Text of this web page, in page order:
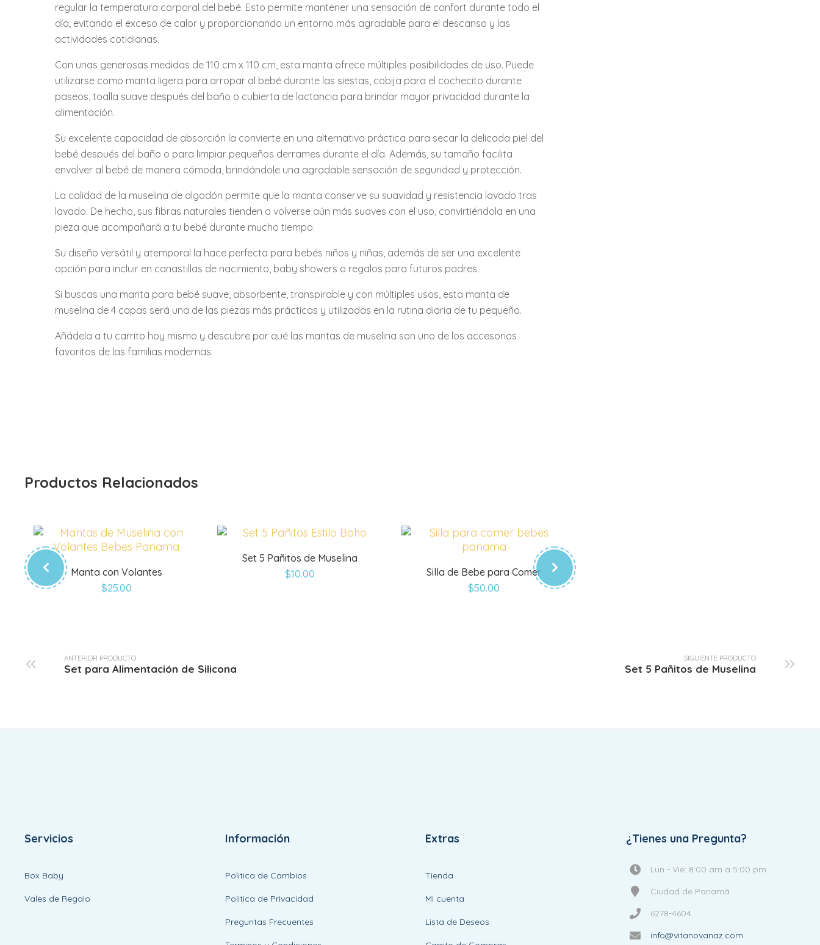
regular la temperatura corporal del bebé. Esto permite mantener una sensación de confort durante todo el
día, evitando el exceso de calor y proporcionando un entorno más agradable para el descanso y las
actividades cotidianas.
Con unas generosas medidas de 110 cm x 110 cm, esta manta ofrece múltiples posibilidades de uso. Puede
utilizarse como manta ligera para arropar al bebé durante las siestas, cobija para el cochecito durante
paseos, toalla suave después del baño o cubierta de lactancia para brindar mayor privacidad durante la
alimentación.
Su excelente capacidad de absorción la convierte en una alternativa práctica para secar la delicada piel del
bebé después del baño o para limpiar pequeños derrames durante el día. Además, su tamaño facilita
envolver al bebé de manera cómoda, brindándole una agradable sensación de seguridad y protección.
La calidad de la muselina de algodón permite que la manta conserve su suavidad y resistencia lavado tras
lavado. De hecho, sus fibras naturales tienden a volverse aún más suaves con el uso, convirtiéndola en una
pieza que acompañará a tu bebé durante mucho tiempo.
Su diseño versátil y atemporal la hace perfecta para bebés niños y niñas, además de ser una excelente
opción para incluir en canastillas de nacimiento, baby showers o regalos para futuros padres.
Si buscas una manta para bebé suave, absorbente, transpirable y con múltiples usos, esta manta de
muselina de 4 capas será una de las piezas más prácticas y utilizadas en la rutina diaria de tu pequeño.
Añádela a tu carrito hoy mismo y descubre por qué las mantas de muselina son uno de los accesorios
favoritos de las familias modernas.
Productos Relacionados
Manta con Volantes
$25.00
Set 5 Pañitos de Muselina
$10.00 Silla de Bebe para Comer
$50.00
ANTERIOR PRODUCTO
Set para Alimentación de Silicona
SIGUIENTE PRODUCTO
Set 5 Pañitos de Muselina
Servicios
Box Baby
Vales de Regalo
Información
Politica de Cambios
Politica de Privacidad
Preguntas Frecuentes
Extras
Tienda
Mi cuenta
Lista de Deseos
¿Tienes una Pregunta?
Lun - Vie: 8:00 am a 5:00 pm
Ciudad de Panamá
6278-4604
info@vitanovanaz.com